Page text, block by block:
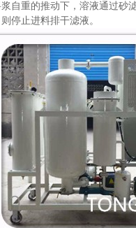
自重的推动下，溶液通过砂
停止进料排干滤液。